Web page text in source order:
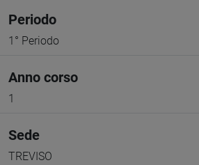
Periodo
1° Periodo
Anno corso
1
Sede
TREVISO